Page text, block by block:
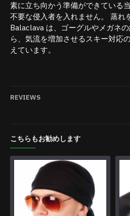
素に立ち向かう準備ができている
不要な侵入者を入れません。 蒸れ
Balaclava は、ゴーグルやメガネ
ら、気流を増加させるスキー対応
えています。
REVIEWS
こちらもお勧めします